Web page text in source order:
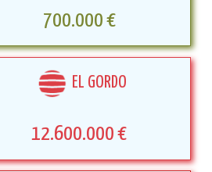
700.000 €
EL GORDO
12.600.000 €